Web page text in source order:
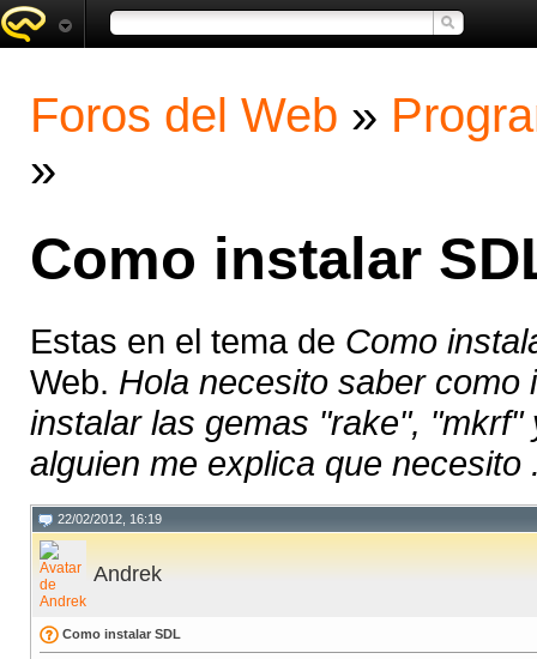
Foros del Web »
»
Como instalar
Estas en el tema de Como
Web. Hola necesito saber como
instalar las gemas "rake",
alguien me explica que necesito
22/02/2012, 16:19
Andrek
Como instalar SDL